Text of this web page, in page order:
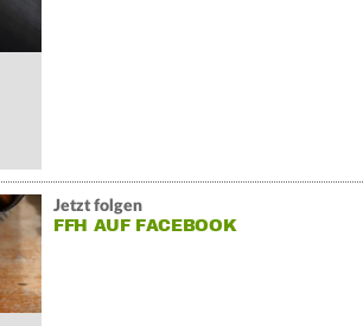
Jetzt folgen
FFH AUF FACEBOOK